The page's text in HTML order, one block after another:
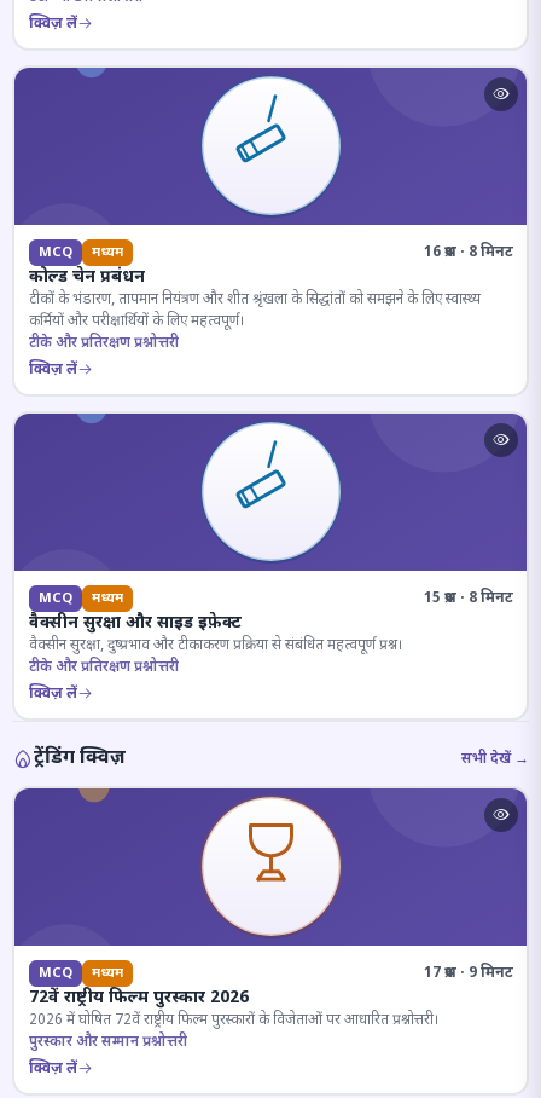
क्विज़ लें
MCQ मध्यम 16 प्रश्न · 8 मिनट
कोल्ड चेन प्रबंधन
टीकों के भंडारण, तापमान नियंत्रण और शीत श्रृंखला के सिद्धांतों को समझने के लिए स्वास्थ्य
कर्मियों और परीक्षार्थियों के लिए महत्वपूर्ण।
टीके और प्रतिरक्षण प्रश्नोत्तरी
क्विज़ लें
MCQ मध्यम 15 प्रश्न · 8 मिनट
वैक्सीन सुरक्षा और साइड इफ़ेक्ट
वैक्सीन सुरक्षा, दुष्प्रभाव और टीकाकरण प्रक्रिया से संबंधित महत्वपूर्ण प्रश्न।
टीके और प्रतिरक्षण प्रश्नोत्तरी
क्विज़ लें
ट्रेंडिंग क्विज़ सभी देखें →
MCQ मध्यम 17 प्रश्न · 9 मिनट
72वें राष्ट्रीय फिल्म पुरस्कार 2026
2026 में घोषित 72वें राष्ट्रीय फिल्म पुरस्कारों के विजेताओं पर आधारित प्रश्नोत्तरी।
पुरस्कार और सम्मान प्रश्नोत्तरी
क्विज़ लें